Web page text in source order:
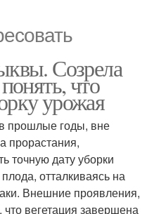
Созрела
что
урожая
прошлые годы, вне
прорастания,
точную дату уборки
отталкиваясь на
Внешние проявления,
вегетация завершена